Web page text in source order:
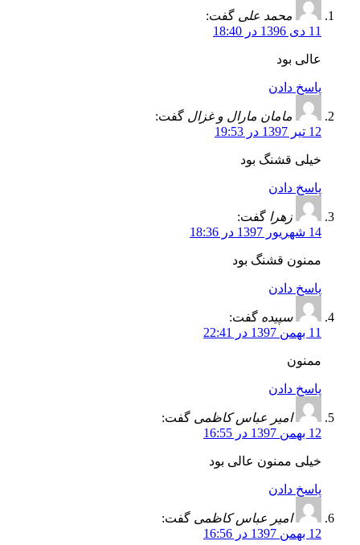
محمد علی گفت:
11 دی 1396 در 18:40
عالی بود
پاسخ دادن
مامان مارال و غزال گفت:
12 تیر 1397 در 19:53
خیلی قشنگ بود
پاسخ دادن
زهرا گفت:
14 شهریور 1397 در 18:36
ممنون قشنگ بود
پاسخ دادن
سپیده گفت:
11 بهمن 1397 در 22:41
ممنون
پاسخ دادن
امیر عباس کاظمی گفت:
12 بهمن 1397 در 16:55
خیلی ممنون عالی بود
پاسخ دادن
امیر عباس کاظمی گفت:
12 بهمن 1397 در 16:56